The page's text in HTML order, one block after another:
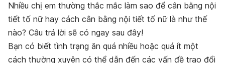
Nhiều chị em thường thắc mắc làm sao để cân bằng nội
tiết tố nữ hay cách cân bằng nội tiết tố nữ là như thế
nào? Câu trả lời sẽ có ngay sau đây!
Bạn có biết tình trạng ăn quá nhiều hoặc quá ít một
cách thường xuyên có thể dẫn đến các vấn đề trao đổi